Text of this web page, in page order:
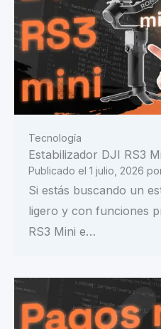
Tecnología
Estabilizador DJI RS3
Publicado el 1 julio, 2026
Si estás buscando un
ligero y con funciones
RS3 Mini e…